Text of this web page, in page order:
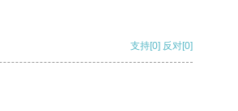
支持[0] 反对[0]